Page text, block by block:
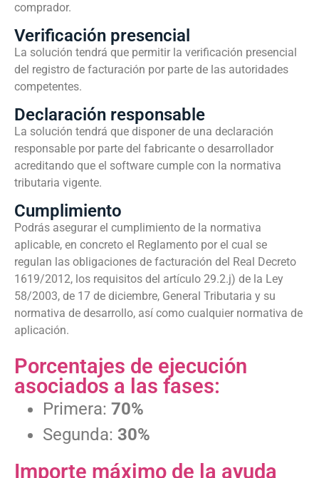
comprador.
Verificación presencial
La solución tendrá que permitir la verificación presencial
del registro de facturación por parte de las autoridades
competentes.
Declaración responsable
La solución tendrá que disponer de una declaración
responsable por parte del fabricante o desarrollador
acreditando que el software cumple con la normativa
tributaria vigente.
Cumplimiento
Podrás asegurar el cumplimiento de la normativa
aplicable, en concreto el Reglamento por el cual se
regulan las obligaciones de facturación del Real Decreto
1619/2012, los requisitos del artículo 29.2.j) de la Ley
58/2003, de 17 de diciembre, General Tributaria y su
normativa de desarrollo, así como cualquier normativa de
aplicación.
Porcentajes de ejecución
asociados a las fases:
Primera: 70%
Segunda: 30%
Importe máximo de la ayuda